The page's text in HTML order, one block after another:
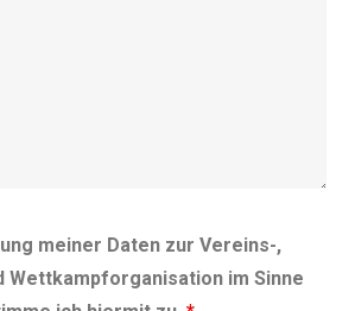
meiner Daten zur Vereins-,
Wettkampforganisation im Sinne